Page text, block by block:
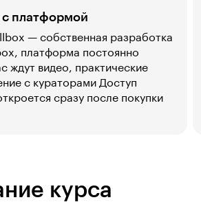
платформой
— собственная разработка
платформа постоянно
ждут видео, практические
с кураторами Доступ
сразу после покупки
курса